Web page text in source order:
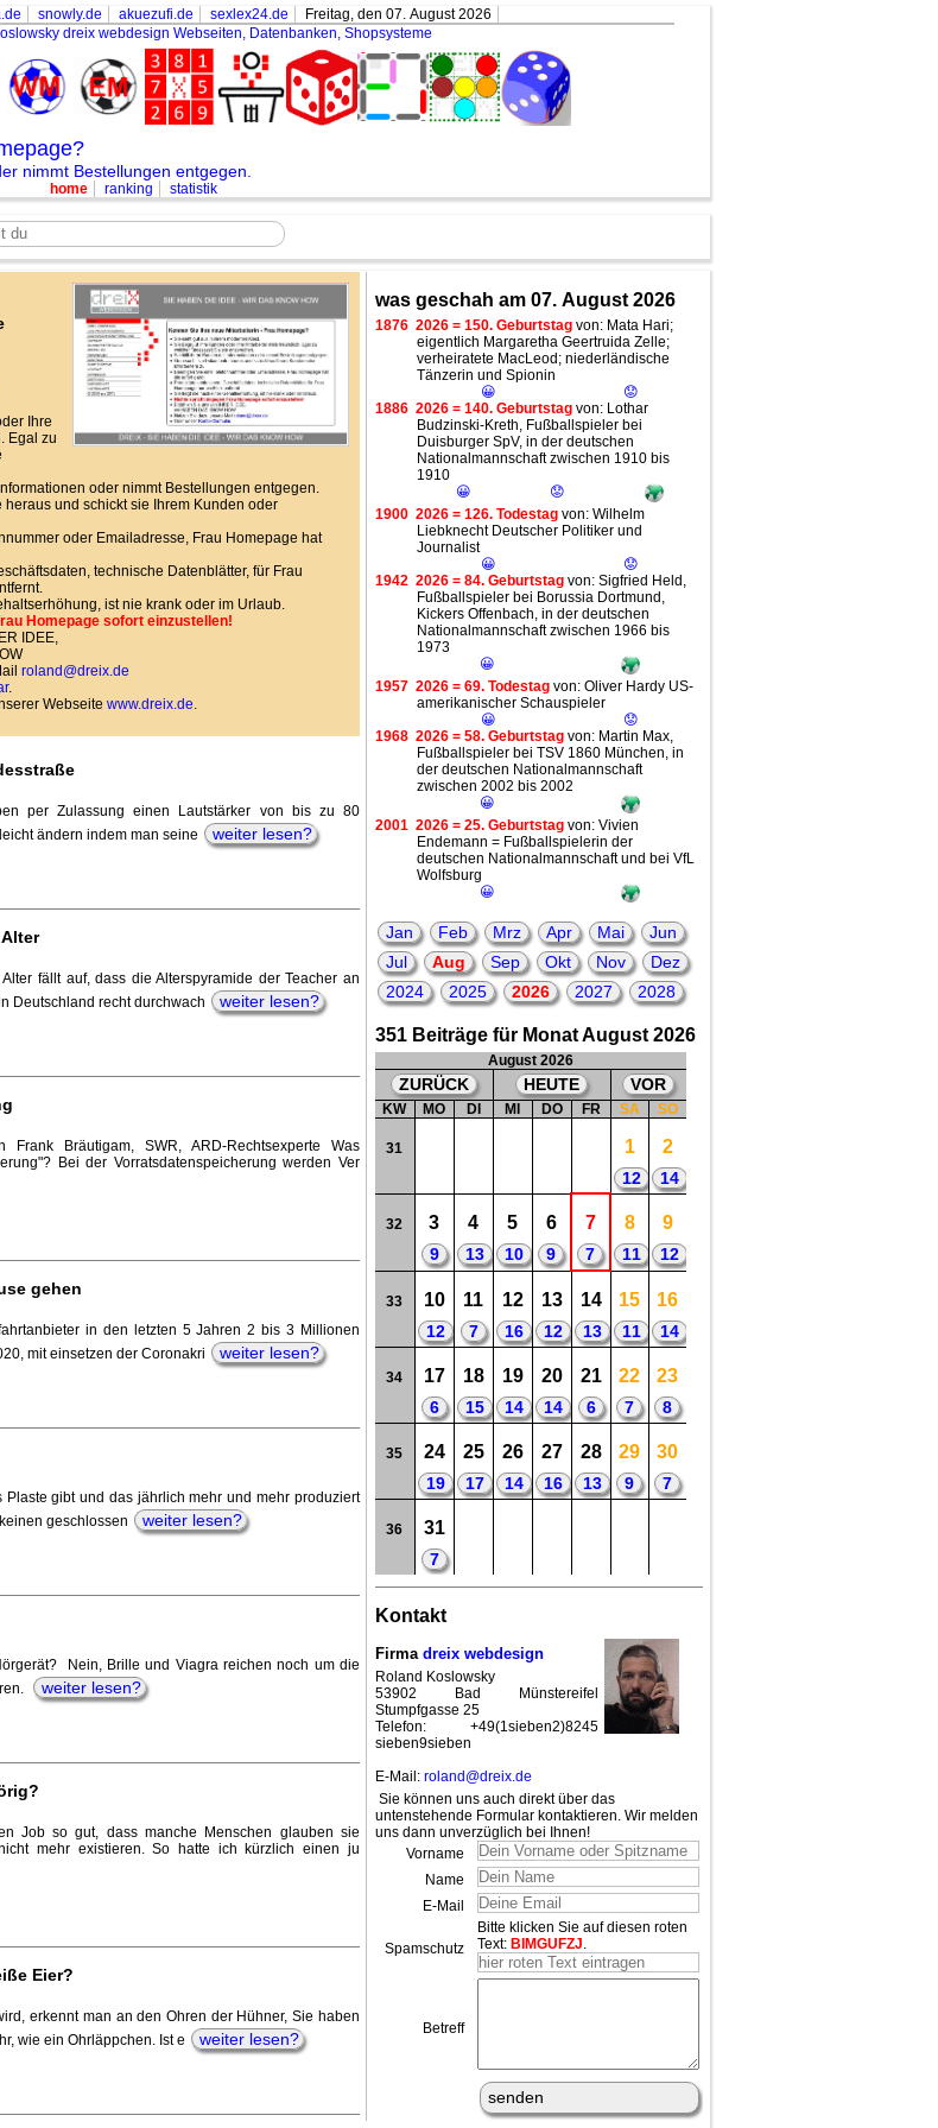
snowly.de akuezufi.de sexlex24.de
Freitag, den 07. August 2026
dreix webdesign Webseiten, Datenbanken, Shopsysteme
nimmt Bestellungen entgegen.
home ranking statistik
Ihre
Egal zu
oder nimmt Bestellungen entgegen.
heraus und schickt sie Ihrem Kunden oder
oder Emailadresse, Frau Homepage hat
technische Datenblätter, für Frau
ist nie krank oder im Urlaub.
Homepage sofort einzustellen!
IDEE,
roland@dreix.de
.
Webseite www.dreix.de
per Zulassung einen Lautstärker von bis zu 80
ändern indem man seine
weiter lesen?
fällt auf, dass die Alterspyramide der Teacher an
Deutschland recht durchwach
weiter lesen?
Frank Bräutigam, SWR, ARD-Rechtsexperte Was
Bei der Vorratsdatenspeicherung werden Ver
gehen
in den letzten 5 Jahren 2 bis 3 Millionen
mit einsetzen der Coronakri
weiter lesen?
Plaste gibt und das jährlich mehr und mehr produziert
geschlossen
weiter lesen?
Nein, Brille und Viagra reichen noch um die
weiter lesen?
Job so gut, dass manche Menschen glauben sie
mehr existieren. So hatte ich kürzlich einen ju
Eier?
erkennt man an den Ohren der Hühner, Sie haben
wie ein Ohrläppchen. Ist e
weiter lesen?
was geschah am 07. August 2026
1876 2026 = 150. Geburtstagvon: Mata Hari;
eigentlich Margaretha Geertruida Zelle;
verheiratete MacLeod; niederländische
Tänzerin und Spionin
😀
😟
1886 2026 = 140. Geburtstagvon: Lothar
Budzinski-Kreth, Fußballspieler bei
Duisburger SpV, in der deutschen
Nationalmannschaft zwischen 1910 bis
1910
😀
😟
1900 2026 = 126. Todestagvon: Wilhelm
Liebknecht Deutscher Politiker und
Journalist
😀
😟
1942 2026 = 84. Geburtstagvon: Sigfried Held,
Fußballspieler bei Borussia Dortmund,
Kickers Offenbach, in der deutschen
Nationalmannschaft zwischen 1966 bis
1973
😀
1957 2026 = 69. Todestagvon: Oliver Hardy US-
amerikanischer Schauspieler
😀
😟
1968 2026 = 58. Geburtstagvon: Martin Max,
Fußballspieler bei TSV 1860 München, in
der deutschen Nationalmannschaft
zwischen 2002 bis 2002
😀
2001 2026 = 25. Geburtstagvon: Vivien
Endemann = Fußballspielerin der
deutschen Nationalmannschaft und bei VfL
Wolfsburg
😀
Jan Feb Mrz Apr Mai
Jun
Jul
Aug Sep Okt Nov
Dez
2024
2025 2026 2027 2028
351 Beiträge für Monat August 2026
August 2026
ZURÜCK HEUTE VOR
KW MO DI MI DO FR SA SO
31 1
12
2
14
32 3
9
4
13
5
10
6
9
7
7
8
11
9
12
33 10
12
11
7
12
16
13
12
14
13
15
11
16
14
34 17
6
18
15
19
14
20
14
21
6
22
7
23
8
35 24
19
25
17
26
14
27
16
28
13
29
9
30
7
36 31
7
Kontakt
Firma dreix webdesign
Roland Koslowsky
53902 Bad Münstereifel
Stumpfgasse 25
Telefon: +49(1sieben2)8245
sieben9sieben
E-Mail: roland@dreix.de
Sie können uns auch direkt über das
untenstehende Formular kontaktieren. Wir melden
uns dann unverzüglich bei Ihnen!
Vorname
Name
E-Mail
Spamschutz
Bitte klicken Sie auf diesen roten
Text: BIMGUFZJ
Betreff